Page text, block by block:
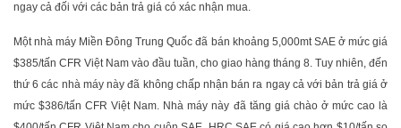
ngay cả đối với các bản trả giá có xác nhận mua.
Một nhà máy Miền Đông Trung Quốc đã bán khoảng 5,000mt SAE ở mức giá
$385/tấn CFR Việt Nam vào đầu tuần, cho giao hàng tháng 8. Tuy nhiên, đến
thứ 6 các nhà máy này đã không chấp nhận bán ra ngay cả với bản trả giá ở
mức $386/tấn CFR Việt Nam. Nhà máy này đã tăng giá chào ở mức cao là